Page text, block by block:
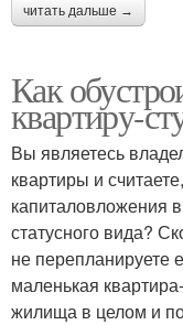
читать дальше →
Как
квартиру-
Вы являетесь
квартиры и
капиталовложения
статусного вида?
не перепланируете
маленькая
жилища в целом и